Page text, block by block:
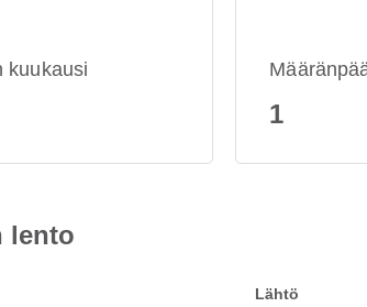
kuukausi
1
lento
Lähtö